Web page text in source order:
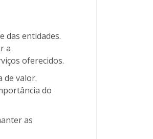
das entidades.
a
oferecidos.
de valor.
do
as